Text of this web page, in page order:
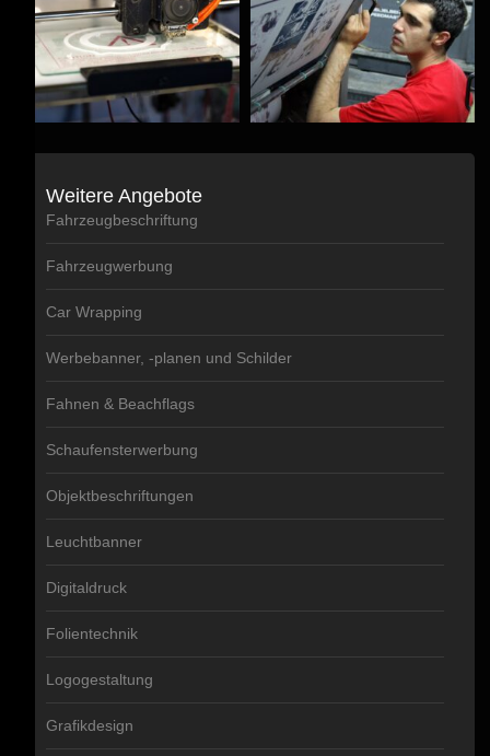
Weitere Angebote
Fahrzeugbeschriftung
Fahrzeugwerbung
Car Wrapping
Werbebanner, -planen und Schilder
Fahnen & Beachflags
Schaufensterwerbung
Objektbeschriftungen
Leuchtbanner
Digitaldruck
Folientechnik
Logogestaltung
Grafikdesign